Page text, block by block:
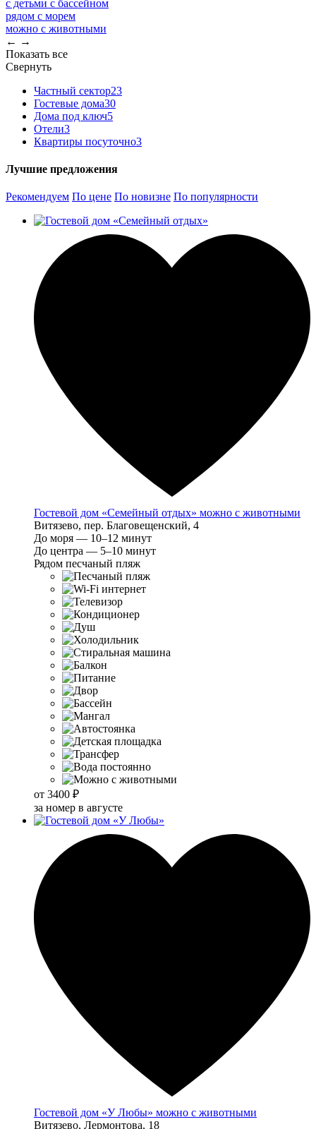
с детьми с бассейном
рядом с морем
можно с животными
← →
Показать все
Свернуть
Частный сектор23
Гостевые дома30
Дома под ключ5
Отели3
Квартиры посуточно3
Лучшие предложения
Рекомендуем По цене По новизне По популярности
Гостевой дом «Семейный отдых» можно с животными
Витязево, пер. Благовещенский, 4
До моря — 10–12 минут
До центра — 5–10 минут
Рядом песчаный пляж
от 3400 ₽
за номер в августе
Гостевой дом «У Любы» можно с животными
Витязево, Лермонтова, 18